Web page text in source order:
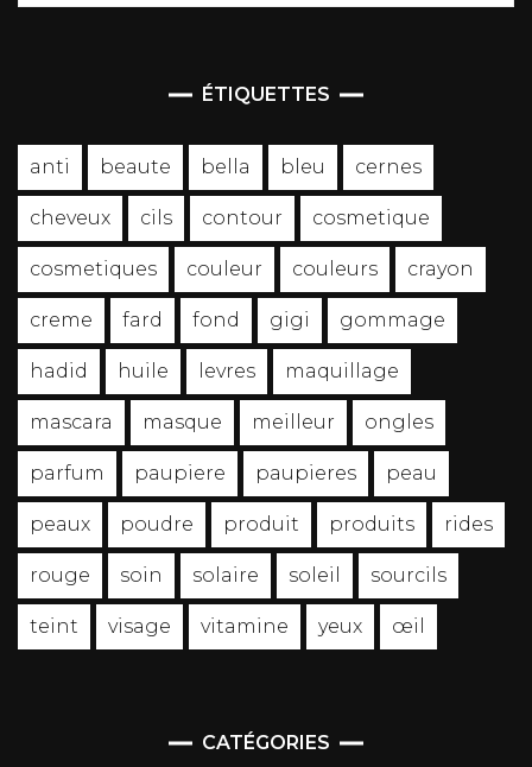
ÉTIQUETTES
anti beaute bella bleu cernes
cheveux cils contour cosmetique
cosmetiques couleur couleurs crayon
creme fard fond gigi gommage
hadid huile levres maquillage
mascara masque meilleur ongles
parfum paupiere paupieres peau
peaux poudre produit produits rides
rouge soin solaire soleil sourcils
teint visage vitamine yeux œil
CATÉGORIES